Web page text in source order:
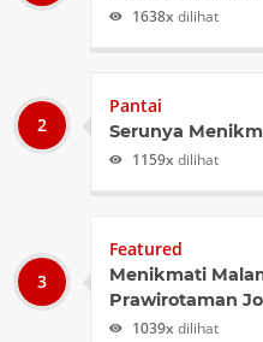
1638x dilihat
Pantai
Serunya
1159x dilihat
Featured
Menikmati
Prawirotaman
1039x dilihat